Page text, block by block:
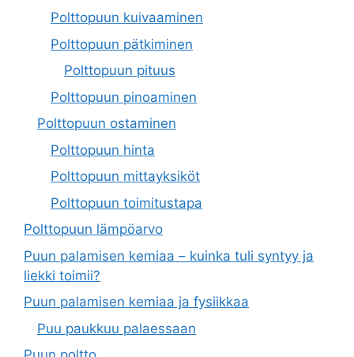
Polttopuun kuivaaminen
Polttopuun pätkiminen
Polttopuun pituus
Polttopuun pinoaminen
Polttopuun ostaminen
Polttopuun hinta
Polttopuun mittayksiköt
Polttopuun toimitustapa
Polttopuun lämpöarvo
Puun palamisen kemiaa – kuinka tuli syntyy ja
liekki toimii?
Puun palamisen kemiaa ja fysiikkaa
Puu paukkuu palaessaan